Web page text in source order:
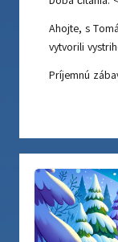
Ahojte, s
vytvorili
Príjemnú